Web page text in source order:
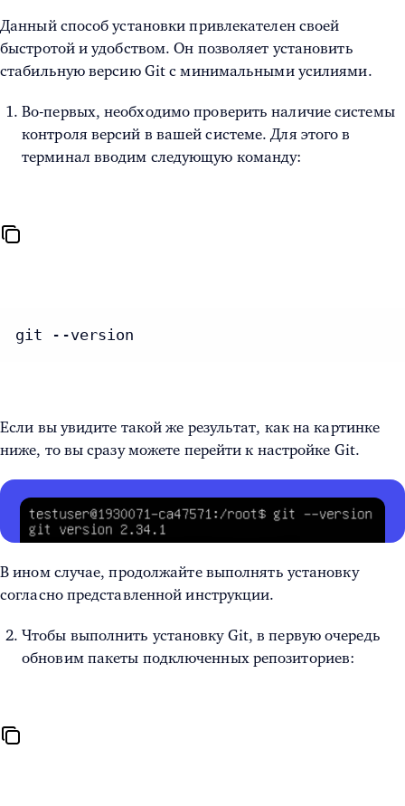
Данный способ установки привлекателен своей
быстротой и удобством. Он позволяет установить
стабильную версию Git с минимальными усилиями.
Во-первых, необходимо проверить наличие системы
контроля версий в вашей системе. Для этого в
терминал вводим следующую команду:
git --version
Если вы увидите такой же результат, как на картинке
ниже, то вы сразу можете перейти к настройке Git.
В ином случае, продолжайте выполнять установку
согласно представленной инструкции.
Чтобы выполнить установку Git, в первую очередь
обновим пакеты подключенных репозиториев: